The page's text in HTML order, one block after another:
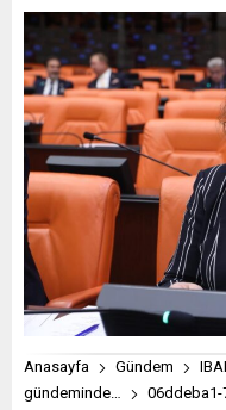
Anasayfa Gündem
gündeminde…